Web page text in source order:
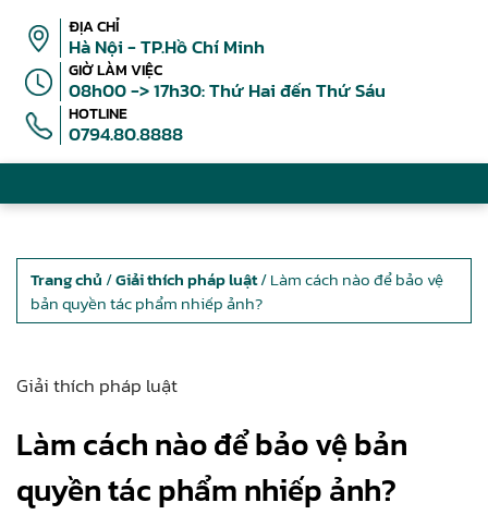
ĐỊA CHỈ
Hà Nội - TP.Hồ Chí Minh
GIỜ LÀM VIỆC
08h00 -> 17h30: Thứ Hai đến Thứ Sáu
HOTLINE
0794.80.8888
Trang chủ /Giải thích pháp luật/ Làm cách nào để bảo vệ
bản quyền tác phẩm nhiếp ảnh?
Giải thích pháp luật
Làm cách nào để bảo vệ bản
quyền tác phẩm nhiếp ảnh?